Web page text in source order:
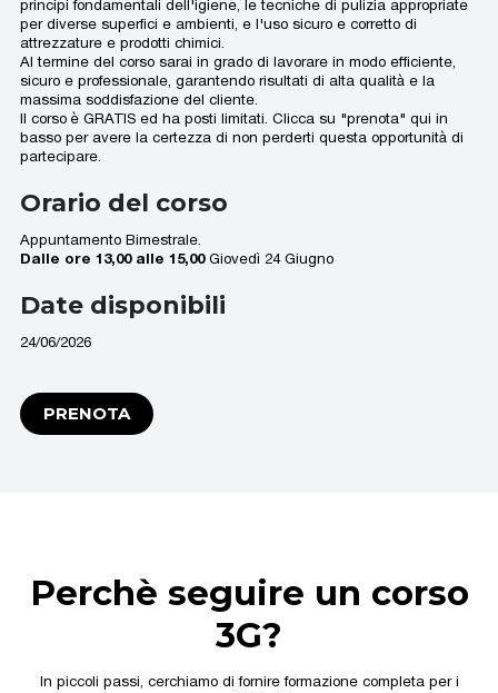
principi fondamentali dell'igiene, le tecniche di pulizia appropriate
per diverse superfici e ambienti, e l'uso sicuro e corretto di
attrezzature e prodotti chimici.
Al termine del corso sarai in grado di lavorare in modo efficiente,
sicuro e professionale, garantendo risultati di alta qualità e la
massima soddisfazione del cliente.
Il corso è GRATIS ed ha posti limitati. Clicca su "prenota" qui in
basso per avere la certezza di non perderti questa opportunità di
partecipare.
Orario del corso
Appuntamento Bimestrale.
Dalle ore 13,00 alle 15,00Giovedì 24 Giugno
Date disponibili
24/06/2026
PRENOTA
Perchè seguire un corso
3G?
In piccoli passi, cerchiamo di fornire formazione completa per i